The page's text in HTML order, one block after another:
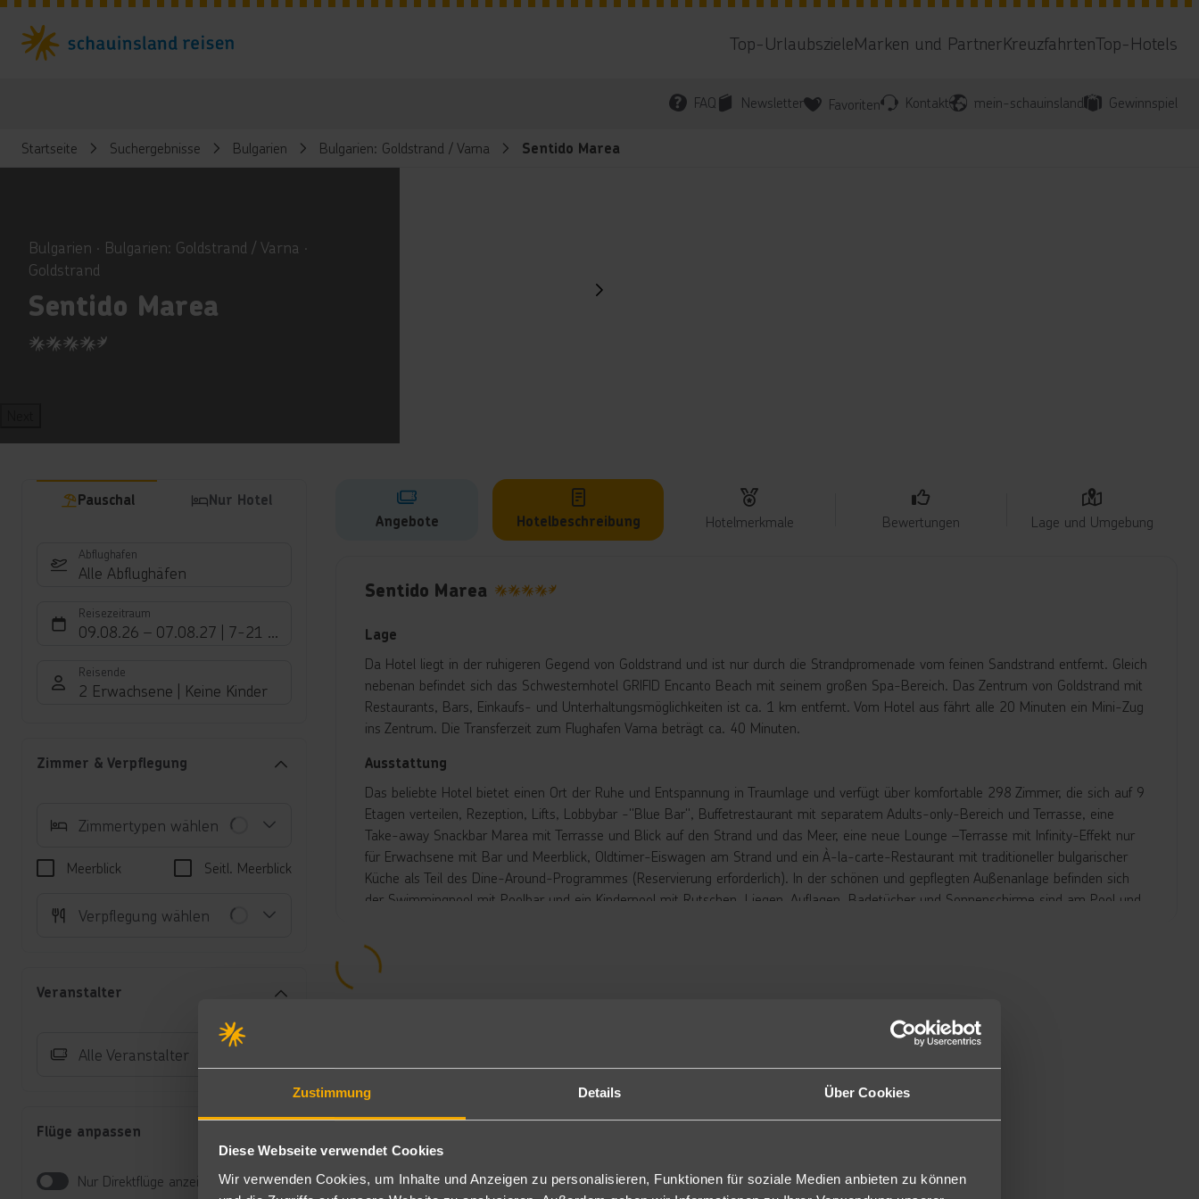
Zustimmung Details Über Cookies
Diese Webseite verwendet Cookies
Wir verwenden Cookies, um Inhalte und Anzeigen zu personalisieren, Funktionen für soziale Medien anbieten zu können
Top-UrlaubszieleMarken und PartnerKreuzfahrtenTop-Hotels
FAQ Newsletter Favoriten Kontakt mein-schauinsland Gewinnspiel
Startseite Suchergebnisse Bulgarien Bulgarien: Goldstrand / Varna Sentido Marea
Bulgarien ∙ Bulgarien: Goldstrand / Varna ∙
Goldstrand
Sentido Marea
4.5
Pauschal Nur Hotel
Abflughafen
Alle Abflughäfen
Reisezeitraum
09.08.26 – 07.08.27 7-21 Nächte
Reisende
2 Erwachsene Keine Kinder
Zimmer & Verpflegung
Zimmertypen wählen
Meerblick Seitl. Meerblick
Verpflegung wählen
Veranstalter
Alle Veranstalter
Flüge anpassen
Nur Direktflüge anzeigen
Angebote Hotelbeschreibung Hotelmerkmale Bewertungen Lage und Umgebung
Sentido Marea
Lage
Da Hotel liegt in der ruhigeren Gegend von Goldstrand und ist nur durch die Strandpromenade vom feinen Sandstrand entfernt. Gleich
nebenan befindet sich das Schwesternhotel GRIFID Encanto Beach mit seinem großen Spa-Bereich. Das Zentrum von Goldstrand mit
Restaurants, Bars, Einkaufs- und Unterhaltungsmöglichkeiten ist ca. 1 km entfernt. Vom Hotel aus fährt alle 20 Minuten ein Mini-Zug
ins Zentrum. Die Transferzeit zum Flughafen Varna beträgt ca. 40 Minuten.
Ausstattung
Das beliebte Hotel bietet einen Ort der Ruhe und Entspannung in Traumlage und verfügt über komfortable 298 Zimmer, die sich auf 9
Etagen verteilen, Rezeption, Lifts, Lobbybar -"Blue Bar", Buffetrestaurant mit separatem Adults-only-Bereich und Terrasse, eine
Take-away Snackbar Marea mit Terrasse und Blick auf den Strand und das Meer, eine neue Lounge –Terrasse mit Infinity-Effekt nur
für Erwachsene mit Bar und Meerblick, Oldtimer-Eiswagen am Strand und ein À-la-carte-Restaurant mit traditioneller bulgarischer
Küche als Teil des Dine-Around-Programmes (Reservierung erforderlich). In der schönen und gepflegten Außenanlage befinden sich
der Swimmingpool mit Poolbar und ein Kinderpool mit Rutschen. Liegen, Auflagen, Badetücher und Sonnenschirme sind am Pool und
Bei Buchung eines Familienzimmers ist der Eintritt in den Aqua Park des Hotels Aqua Club GRIFID Bolero inklusive (je 3 Rutschen für
Kinder und Erwachsene, die Nutzung der Erwachsenen-Rutschen ist erst ab einer Körpergröße von 1,40m erlaubt und der Aqua Park
Doppelzimmer Parkblick: Die geschmackvoll eingerichteten Doppelzimmer verfügen über Dusche/WC, Föhn, Kosmetikspiegel,
Laminatboden, Sat.-TV, Wi-Fi (inklusive), Kaffee/Tee-Zubereiter, Kopfkissenmenü, Safe (inklusive), Klimaanlage, Minibar (tägliche
Doppelzimmer seitlicher Meerblick: Die Doppelzimmer seitlicher Meerblick verfügen, bei sonst gleicher Ausstattung wie die
Doppelzimmer Meerblick: Die Doppelzimmer Meerblick verfügen, bei sonst gleicher Ausstattung wie die Doppelzimmer, zusätzlich